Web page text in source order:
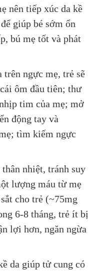
nên tiếp xúc da kề
giúp bé sớm ổn
bú mẹ tốt và phát
ngực mẹ, trẻ sẽ
ôm đầu tiên; thư
tim của mẹ; mở
động tay và
tìm kiếm ngực
nhiệt, tránh suy
lượng máu từ mẹ
cho trẻ (~75mg
6-8 tháng, trẻ ít bị
lợi hơn, ngăn ngừa
da giúp tử cung có